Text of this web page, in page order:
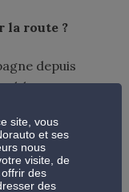
la route ?
depuis
et tous mes
te passer en
site, vous
et ses
nous
visite, de
des
des